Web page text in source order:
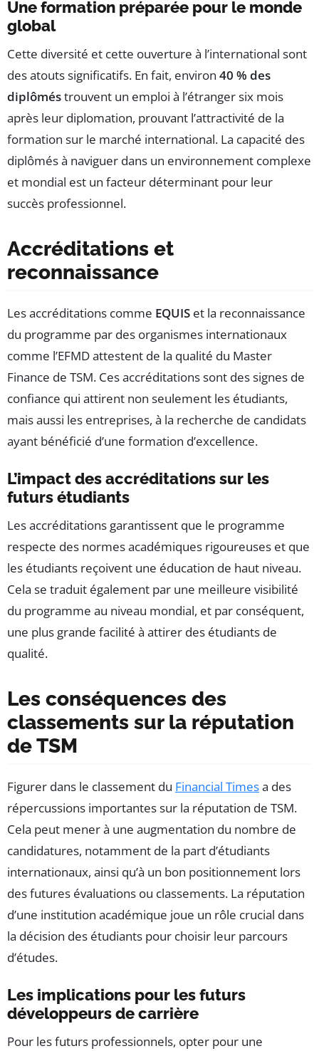
Une formation préparée pour le monde
global
Cette diversité et cette ouverture à l’international sont
des atouts significatifs. En fait, environ 40 % des
diplôméstrouvent un emploi à l’étranger six mois
après leur diplomation, prouvant l’attractivité de la
formation sur le marché international. La capacité des
diplômés à naviguer dans un environnement complexe
et mondial est un facteur déterminant pour leur
succès professionnel.
Accréditations et
reconnaissance
Les accréditations comme EQUIS et la reconnaissance
du programme par des organismes internationaux
comme l’EFMD attestent de la qualité du Master
Finance de TSM. Ces accréditations sont des signes de
confiance qui attirent non seulement les étudiants,
mais aussi les entreprises, à la recherche de candidats
ayant bénéficié d’une formation d’excellence.
L’impact des accréditations sur les
futurs étudiants
Les accréditations garantissent que le programme
respecte des normes académiques rigoureuses et que
les étudiants reçoivent une éducation de haut niveau.
Cela se traduit également par une meilleure visibilité
du programme au niveau mondial, et par conséquent,
une plus grande facilité à attirer des étudiants de
qualité.
Les conséquences des
classements sur la réputation
de TSM
Figurer dans le classement du Financial Timesa des
répercussions importantes sur la réputation de TSM.
Cela peut mener à une augmentation du nombre de
candidatures, notamment de la part d’étudiants
internationaux, ainsi qu’à un bon positionnement lors
des futures évaluations ou classements. La réputation
d’une institution académique joue un rôle crucial dans
la décision des étudiants pour choisir leur parcours
d’études.
Les implications pour les futurs
développeurs de carrière
Pour les futurs professionnels, opter pour une